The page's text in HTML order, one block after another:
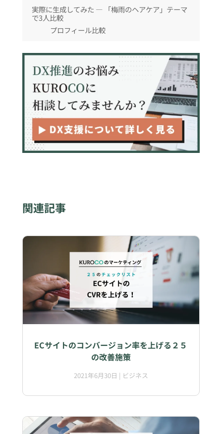
実際に生成してみた — 「梅雨のヘアケア」テーマ
で3人比較
プロフィール比較
【モニター募集中】Proプランを無料開放していま
す
関連記事
ECサイトのコンバージョン率を上げる２５
の改善施策
2021年6月30日 | ビジネス